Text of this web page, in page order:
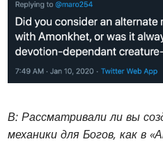
В: Рассматривали ли вы
механики для Богов, как в